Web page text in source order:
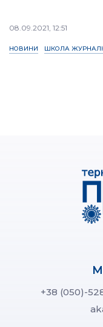
08.09.2021, 12:51
НОВИНИ ШКОЛА
+38 (050)-